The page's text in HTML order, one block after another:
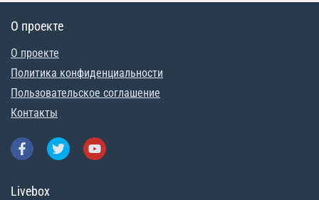
О проекте
О проекте
Политика конфиденциальности
Пользовательское соглашение
Контакты
Livebox